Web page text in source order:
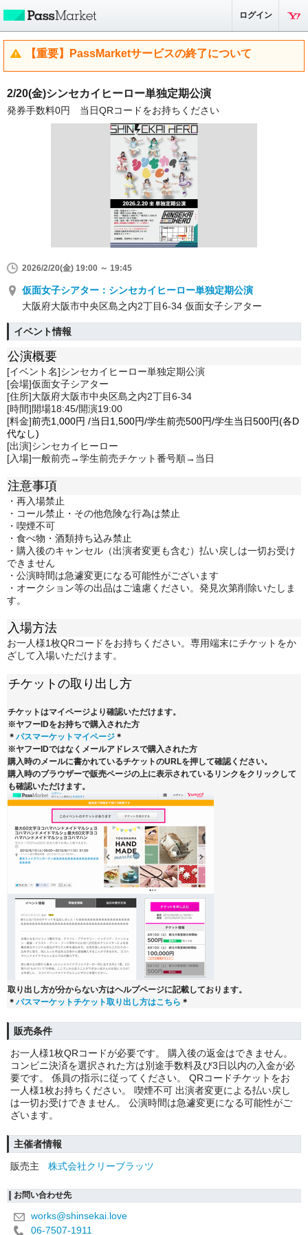
ログイン
【重要】PassMarketサービスの終了について
2/20(金)シンセカイヒーロー単独定期公演
発券手数料0円 当日QRコードをお持ちください
2026/2/20(金) 19:00 ～ 19:45
仮面女子シアター：シンセカイヒーロー単独定期公演
大阪府大阪市中央区島之内2丁目6-34 仮面女子シアター
イベント情報
公演概要
[イベント名]シンセカイヒーロー単独定期公演
[会場]仮面女子シアター
[住所]大阪府大阪市中央区島之内2丁目6-34
[時間]開場18:45/開演19:00
[料金]前売1,000円 /当日1,500円/学生前売500円/学生当日500円(各D
代なし)
[出演]シンセカイヒーロー
[入場]一般前売→学生前売チケット番号順→当日
注意事項
・再入場禁止
・コール禁止・その他危険な行為は禁止
・喫煙不可
・食べ物・酒類持ち込み禁止
・購入後のキャンセル（出演者変更も含む）払い戻しは一切お受け
できません
・公演時間は急遽変更になる可能性がございます
・オークション等の出品はご遠慮ください。発見次第削除いたしま
す。
入場方法
お一人様1枚QRコードをお持ちください。専用端末にチケットをか
ざして入場いただけます。
チケットの取り出し方
チケットはマイページより確認いただけます。
※ヤフーIDをお持ちで購入された方
＊ パスマーケットマイページ ＊
※ヤフーIDではなくメールアドレスで購入された方
購入時のメールに書かれているチケットのURLを押して確認ください。
購入時のブラウザーで販売ページの上に表示されているリンクをクリックして
も確認いただけます。
取り出し方が分からない方はヘルプページに記載しております。
＊ パスマーケットチケット取り出し方はこちら ＊
販売条件
お一人様1枚QRコードが必要です。 購入後の返金はできません。
コンビニ決済を選択された方は別途手数料及び3日以内の入金が必
要です。 係員の指示に従ってください。 QRコードチケットをお
一人様1枚お持ちください。 喫煙不可 出演者変更による払い戻し
は一切お受けできません。 公演時間は急遽変更になる可能性がご
ざいます。
主催者情報
販売主
株式会社クリーブラッツ
お問い合わせ先
works@shinsekai.love
06-7507-1911